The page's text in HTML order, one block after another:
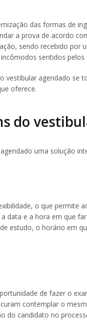
das formas de
a prova de acordo
sendo recebido por
sentidos
vestibular agendado se
oferece.
do
uma solução
o que permite
data e a hora em que
estudo, o horário em
de fazer o
contemplar o
do candidato no